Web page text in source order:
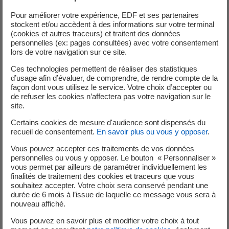
Acteur majeur du recyclage des déchets nucléaires dans
ce pays, Cyclife UK est leader de la gestion et du
traitement des déchets de faible activité, avec + de 90 %
de part de marché pour les déchets métalliques. Les
britannique de la réglementation nucléaire et l’Agence de
l’environnement. Depuis sa création en 2009, Cyclife UK a
traité plus de 15 000 tonnes de déchets provenant de plus
de 21 sites nucléaires avec 95 % des déchets traités et
recyclés selon les critères de la règlementation du pays.
Plus de 4 000 tonnes dont des gros composants ont été
traitées en commun avec le site de Cyclife Sweden.
Cyclife UK a développé une expertise en termes de
conseil et de services sur site dans le domaine de la
gestion des déchets.
Transcriptionde la video Cyclife UK, une approche
Pour améliorer votre expérience, EDF et ses partenaires
stockent et/ou accèdent à des informations sur votre terminal
(cookies et autres traceurs) et traitent des données
personnelles (ex: pages consultées) avec votre consentement
lors de votre navigation sur ce site.
Ces technologies permettent de réaliser des statistiques
d’usage afin d’évaluer, de comprendre, de rendre compte de la
façon dont vous utilisez le service. Votre choix d’accepter ou
de refuser les cookies n’affectera pas votre navigation sur le
site.
Certains cookies de mesure d'audience sont dispensés du
recueil de consentement. En savoir plus ou vous y opposer.
Vous pouvez accepter ces traitements de vos données
personnelles ou vous y opposer. Le bouton « Personnaliser »
vous permet par ailleurs de paramétrer individuellement les
finalités de traitement des cookies et traceurs que vous
souhaitez accepter. Votre choix sera conservé pendant une
durée de 6 mois à l’issue de laquelle ce message vous sera à
nouveau affiché.
Vous pouvez en savoir plus et modifier votre choix à tout